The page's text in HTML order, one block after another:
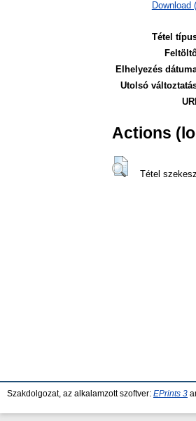
Download
Tétel
Elhelyezés
Utolsó
Actions
Tétel
Szakdolgozat, az alkalamzott szoftver: EPrints 3